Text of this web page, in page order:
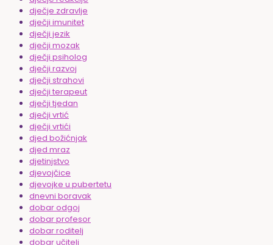
dječje zdravlje
dječji imunitet
dječji jezik
dječji mozak
dječji psiholog
dječji razvoj
dječji strahovi
dječji terapeut
dječji tjedan
dječji vrtić
dječji vrtići
djed božićnjak
djed mraz
djetinjstvo
djevojčice
djevojke u pubertetu
dnevni boravak
dobar odgoj
dobar profesor
dobar roditelj
dobar učitelj